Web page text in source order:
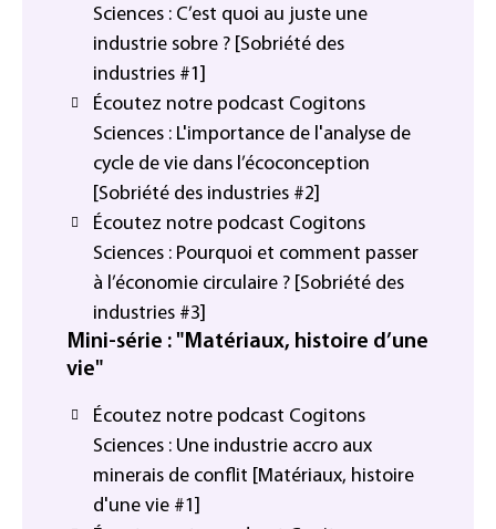
Sciences : C’est quoi au juste une
industrie sobre ? [Sobriété des
industries #1]
Écoutez notre podcast Cogitons
Sciences : L'importance de l'analyse de
cycle de vie dans l’écoconception
[Sobriété des industries #2]
Écoutez notre podcast Cogitons
Sciences : Pourquoi et comment passer
à l’économie circulaire ? [Sobriété des
industries #3]
Mini-série : "Matériaux, histoire d’une
vie"
Écoutez notre podcast Cogitons
Sciences : Une industrie accro aux
minerais de conflit [Matériaux, histoire
d'une vie #1]